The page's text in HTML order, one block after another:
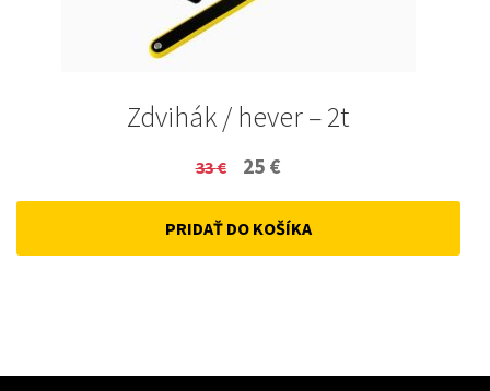
Zdvihák / hever – 2t
33€
Original
price
was:
25 €
price
is:
PRIDAŤ DO KOŠÍKA